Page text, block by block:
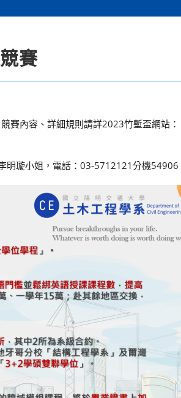
賽
賽內容、詳細規則請詳2023竹塹盃網站：
明璇小姐，電話：03-5712121分機54906